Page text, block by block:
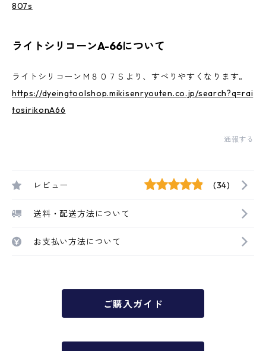
807s
ライトシリコーンA-66について
ライトシリコーンＭ８０７Ｓより、すべりやすくなります。
https://dyeingtoolshop.mikisenryouten.co.jp/search?q=rai
tosirikonA66
通報する
レビュー (34)
送料・配送方法について
お支払い方法について
ご購入ガイド